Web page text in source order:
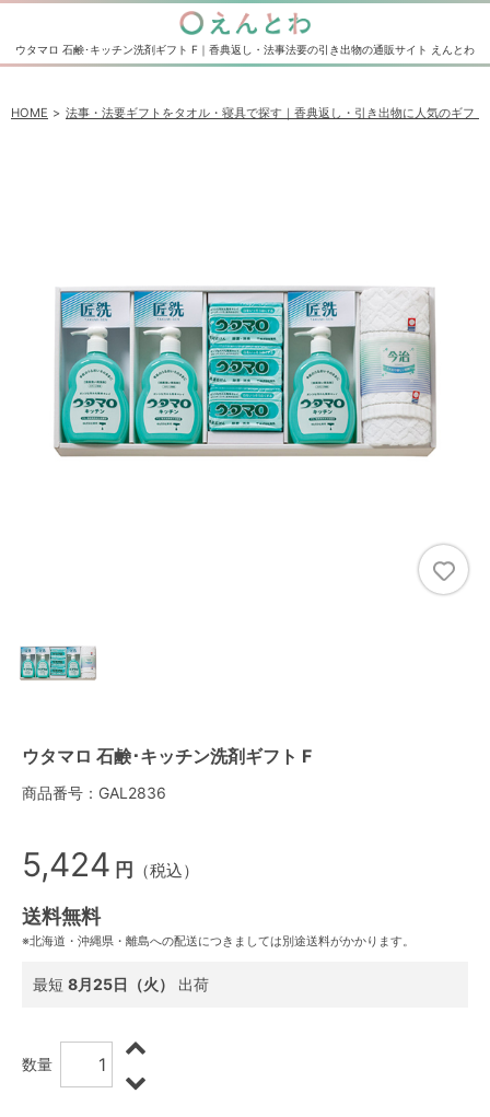
ウタマロ 石鹸･キッチン洗剤ギフト F｜香典返し・法事法要の引き出物の通販サイト えんとわ
HOME 法事・法要ギフトをタオル・寝具で探す｜香典返し・引き出物に人気のギフト
ウタマロ 石鹸･キッチン洗剤ギフト F
商品番号：GAL2836
5,424 円 （税込）
送料無料
※北海道・沖縄県・離島への配送につきましては別途送料がかかります。
最短 8月25日（火） 出荷
数量